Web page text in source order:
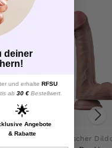
Realistischer
deiner
und erhalte RFSU
ab 30 € Bestellwert.
🌟
Angebote
& Rabatte